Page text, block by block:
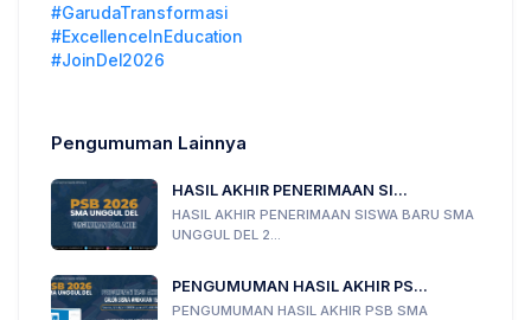
#GarudaTransformasi
#ExcellenceInEducation
#JoinDel2026
Pengumuman Lainnya
HASIL AKHIR PENERIMAAN SI...
HASIL AKHIR PENERIMAAN SISWA BARU SMA
UNGGUL DEL 2...
PENGUMUMAN HASIL AKHIR PS...
PENGUMUMAN HASIL AKHIR PSB SMA